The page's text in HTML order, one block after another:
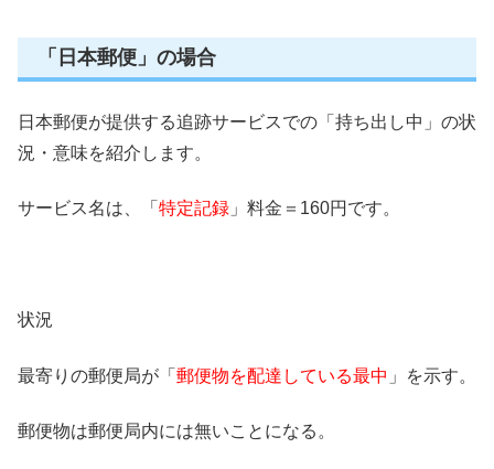
「日本郵便」の場合
日本郵便が提供する追跡サービスでの「持ち出し中」の状
況・意味を紹介します。
サービス名は、「 特定記録 」料金＝160円です。
状況
最寄りの郵便局が「 郵便物を配達している最中 」を示す。
郵便物は郵便局内には無いことになる。